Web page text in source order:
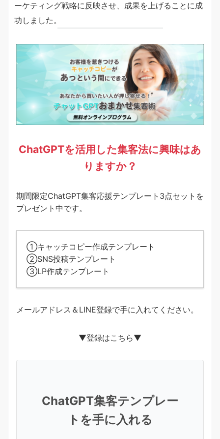
ーケティング戦略に反映させ、成果を上げることに成
功しました。
ChatGPTを活用した集客法に興味はあ
りますか？
期間限定ChatGPT集客応援テンプレート3点セットを
プレゼント中です。
①キャッチコピー作成テンプレート
②SNS投稿テンプレート
③LP作成テンプレート
メールアドレス＆LINE登録で手に入れてください。
▼登録はこちら▼
ChatGPT集客テンプレー
トを手に入れる